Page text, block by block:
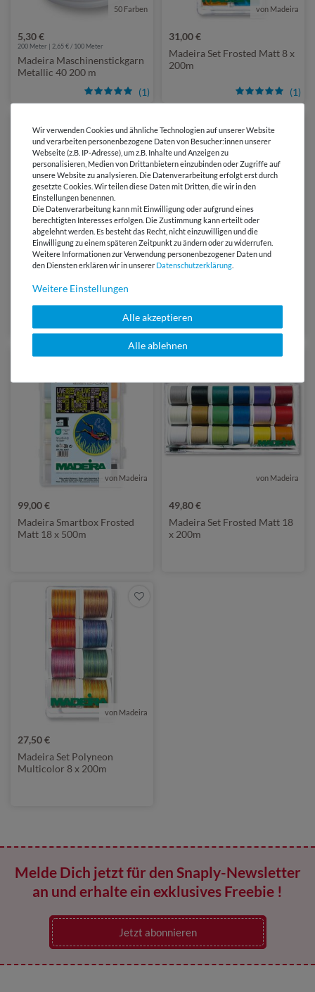
50 Farben
5,30 €
(1)
200 Meter | 2,65 € / 100 Meter
Madeira Maschinenstickgarn
Metallic 40 200 m
von Madeira
31,00 €
(1)
Madeira Set Frosted Matt 8 x
200m
von Madeira
27,50 €
Madeira Set Polyneon Neon
von Madeira
27,50 €
von Madeira
99,00 €
Madeira Smartbox Frosted
Matt 18 x 500m
von Madeira
49,80 €
Madeira Set Frosted Matt 18
x 200m
von Madeira
27,50 €
Madeira Set Polyneon
Multicolor 8 x 200m
Melde Dich jetzt für den Snaply-Newsletter
an und erhalte ein exklusives Freebie !
Jetzt abonnieren
Wir verwenden Cookies und ähnliche Technologien auf unserer Website
und verarbeiten personenbezogene Daten von Besucher:innen unserer
Webseite (z.B. IP-Adresse), um z.B. Inhalte und Anzeigen zu
personalisieren, Medien von Drittanbietern einzubinden oder Zugriffe auf
unsere Website zu analysieren. Die Datenverarbeitung erfolgt erst durch
gesetzte Cookies. Wir teilen diese Daten mit Dritten, die wir in den
Einstellungen benennen.
Die Datenverarbeitung kann mit Einwilligung oder aufgrund eines
berechtigten Interesses erfolgen. Die Zustimmung kann erteilt oder
abgelehnt werden. Es besteht das Recht, nicht einzuwilligen und die
Einwilligung zu einem späteren Zeitpunkt zu ändern oder zu widerrufen.
Weitere Informationen zur Verwendung personenbezogener Daten und
den Diensten erklären wir in unserer Daten­schutz­erklärung
Weitere Einstellungen
Alle akzeptieren
Alle ablehnen